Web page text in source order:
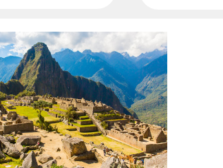
Lima, 2 noches Cusco y 1
A elegir
y 2 almuerzos